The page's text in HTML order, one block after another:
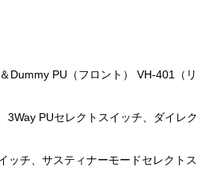
Dummy PU（フロント） VH-401（リ
3Way PUセレクトスイッチ、ダイレク
ッチ、サスティナーモードセレクトス